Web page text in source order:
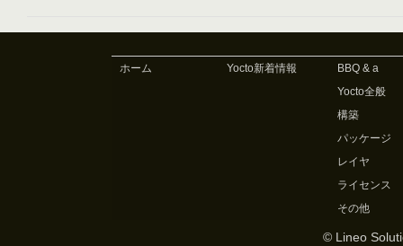
ホーム Yocto新着情報
BBQ & a
Yocto全般
構築
パッケージ
レイヤ
ライセンス
その他
© Lineo